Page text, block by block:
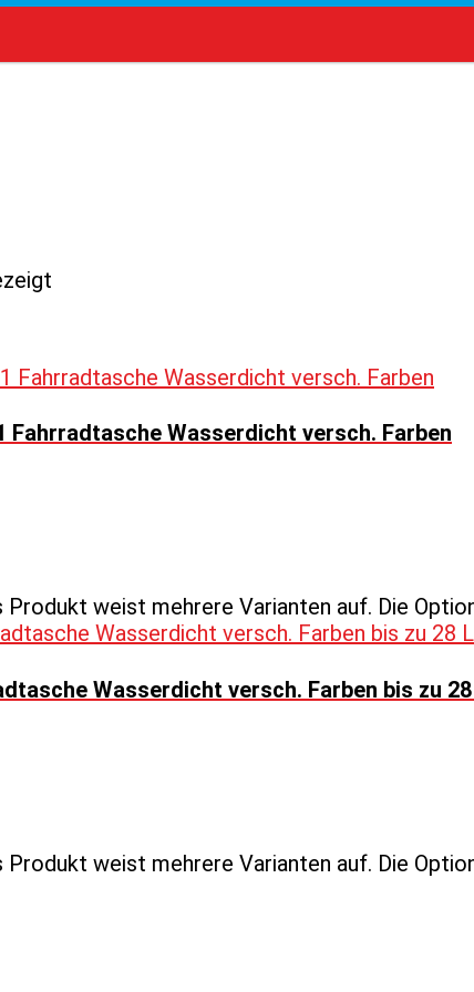
Fahrradtasche Wasserdicht versch. Farben
Produkt weist mehrere Varianten auf. Die
Wasserdicht versch. Farben bis zu
Produkt weist mehrere Varianten auf. Die